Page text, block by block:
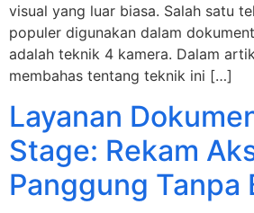
visual yang luar biasa. Salah satu
populer digunakan dalam
adalah teknik 4 kamera. Dalam
membahas tentang teknik ini […]
Layanan
Stage: Rekam
Panggung Tanpa